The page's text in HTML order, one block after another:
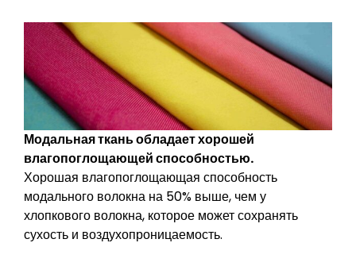
Модальная ткань обладает хорошей
влагопоглощающей способностью.
Хорошая влагопоглощающая способность
модального волокна на 50% выше, чем у
хлопкового волокна, которое может сохранять
сухость и воздухопроницаемость.